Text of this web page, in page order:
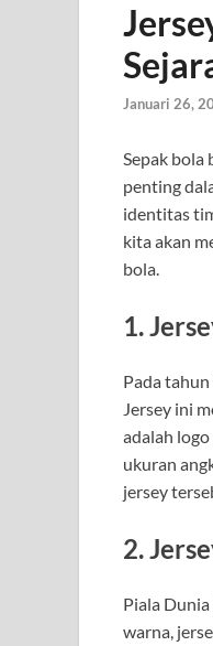
Januari 26,
Sepak bola
penting
identitas
kita akan
bola.
1.
Pada
Jersey ini
adalah
ukuran
jersey
2.
Piala
warna,